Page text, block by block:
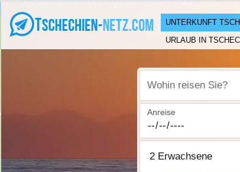
UNTERKUNFT
URLAUB IN
Wohin reisen Sie?
Anreise